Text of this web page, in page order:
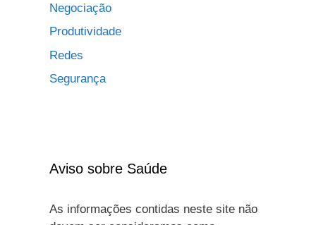
Negociação
Produtividade
Redes
Segurança
Aviso sobre Saúde
As informações contidas neste site não